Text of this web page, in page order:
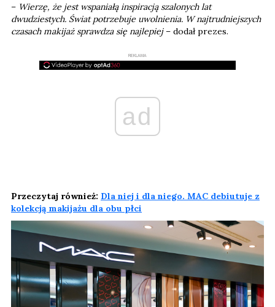
– Wierzę, że jest wspaniałą inspiracją szalonych lat
dwudziestych. Świat potrzebuje uwolnienia. W najtrudniejszych
czasach makijaż sprawdza się najlepiej– dodał prezes.
REKLAMA
ad
Przeczytaj również: Dla niej i dla niego. MAC debiutuje z
kolekcją makijażu dla obu płci